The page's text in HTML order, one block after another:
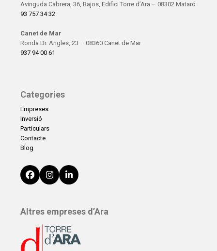
Avinguda Cabrera, 36, Bajos, Edifici Torre d’Ara – 08302 Mataró
93 757 34 32
Canet de Mar
Ronda Dr. Angles, 23 – 08360 Canet de Mar
937 94 00 61
Categories
Empreses
Inversió
Particulars
Contacte
Blog
FacebookInstagram
LinkedIn
Altres empreses d’Ara